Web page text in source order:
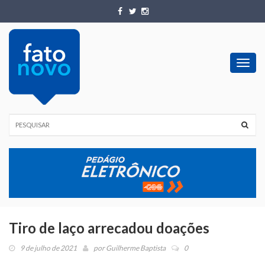
Tiro de laço arrecadou doações
9 de julho de 2021 porGuilherme Baptista 0